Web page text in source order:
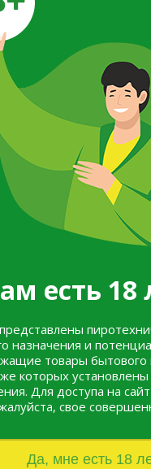
есть 18
назначения и
товары бытового
которых
Для доступа на
свое
Да, мне есть 18
цветками и
почву.